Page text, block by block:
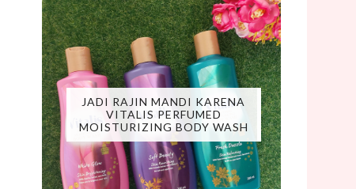
JADI RAJIN MANDI KARENA
VITALIS PERFUMED
MOISTURIZING BODY WASH